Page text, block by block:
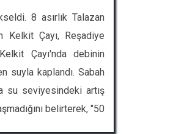
8 asırlık Talazan
Kelkit Çayı, Reşadiye
Çayı'nda debinin
suyla kaplandı. Sabah
su seviyesindeki artış
belirterek, "50